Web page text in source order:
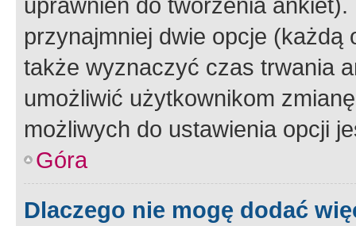
przynajmniej dwie opcje
także wyznaczyć czas trwania
umożliwić użytkownikom
możliwych do ustawienia opcji
Góra
Dlaczego nie mogę dodać